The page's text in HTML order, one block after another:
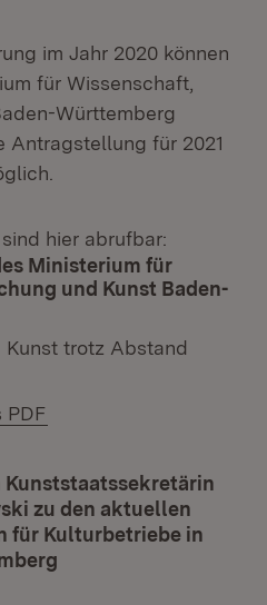
im Jahr 2020 können
für Wissenschaft,
Württemberg
Antragstellung für 2021
hier abrufbar:
Ministerium für
und Kunst Baden-
trotz Abstand
PDF
Kunststaatssekretärin
zu den aktuellen
für Kulturbetriebe in